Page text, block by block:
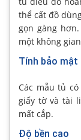
thể cất đồ
gọn gàng
một không
Tính bảo mật
Các mẫu tủ
giấy tờ và tài
mất cắp.
Độ bền cao